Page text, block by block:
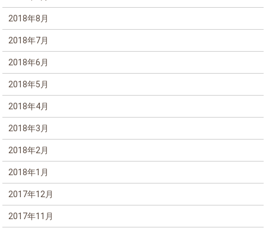
2018年8月
2018年7月
2018年6月
2018年5月
2018年4月
2018年3月
2018年2月
2018年1月
2017年12月
2017年11月